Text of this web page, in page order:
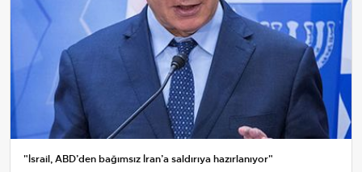
"İsrail, ABD’den bağımsız İran’a saldırıya hazırlanıyor"